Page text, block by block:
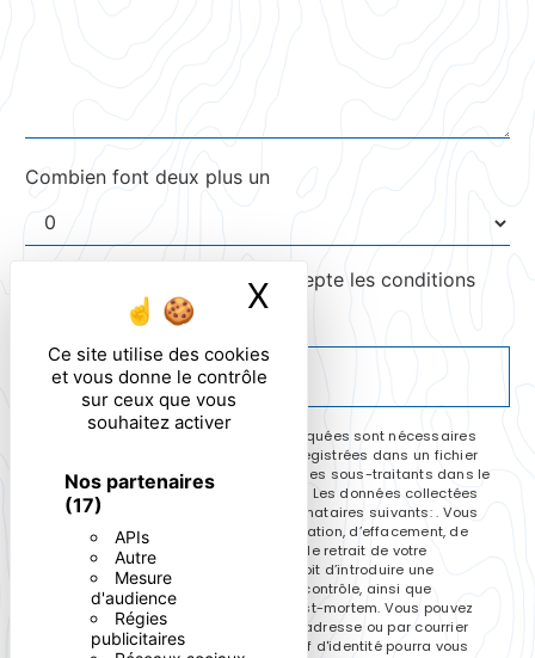
Ce site utilise des cookies
et vous donne le contrôle
sur ceux que vous
souhaitez activer
Nos partenaires
(17)
APIs
Autre
Mesure
d'audience
Régies
publicitaires
X Masquer le
Combien font deux plus un
En cochant cette case, j'accepte les conditions
particulières ci-dessous **
ENVOYER
** Les données personnelles communiquées sont nécessaires
aux fins de vous contacter et sont enregistrées dans un fichier
informatisé. Elles sont destinées à et ses sous-traitants dans le
seul but de répondre à votre message. Les données collectées
seront communiquées aux seuls destinataires suivants: . Vous
disposez de droits d’accès, de rectification, d’effacement, de
portabilité, de limitation, d’opposition, de retrait de votre
consentement à tout moment et du droit d’introduire une
réclamation auprès d’une autorité de contrôle, ainsi que
d’organiser le sort de vos données post-mortem. Vous pouvez
exercer ces droits par voie postale à l'adresse ou par courrier
électronique à l'adresse . Un justificatif d'identité pourra vous